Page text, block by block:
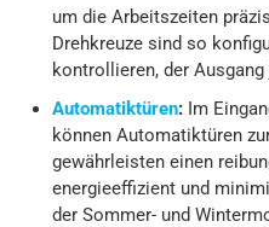
um die Arbeitszeiten
Drehkreuze sind so
kontrollieren, der
Automatiktüren: Im
können Automatiktüren
gewährleisten einen
energieeffizient und
der Sommer- und